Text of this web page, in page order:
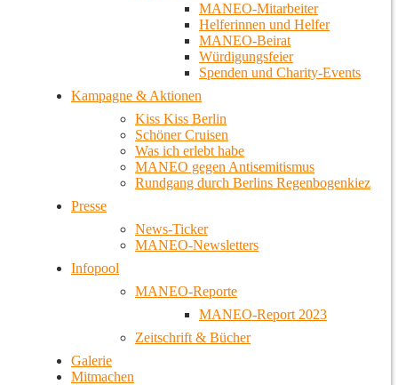
MANEO-Mitarbeiter
Helferinnen und Helfer
MANEO-Beirat
Würdigungsfeier
Spenden und Charity-Events
Kampagne & Aktionen
Kiss Kiss Berlin
Schöner Cruisen
Was ich erlebt habe
MANEO gegen Antisemitismus
Rundgang durch Berlins Regenbogenkiez
Presse
News-Ticker
MANEO-Newsletters
Infopool
MANEO-Reporte
MANEO-Report 2023
Zeitschrift & Bücher
Galerie
Mitmachen